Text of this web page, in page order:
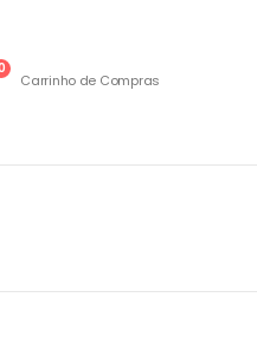
items
Carrinho de Compras